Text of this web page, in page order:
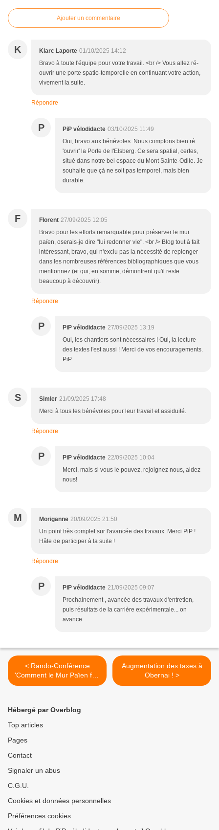
Ajouter un commentaire
K Klarc Laporte 01/10/2025 14:12
Bravo à toute l'équipe pour votre travail. <br /> Vous allez ré-
ouvrir une porte spatio-temporelle en continuant votre action,
vivement la suite.
Répondre
P PiP vélodidacte 03/10/2025 11:49
Oui, bravo aux bénévoles. Nous comptons bien ré
'ouvrir' la Porte de l'Elsberg. Ce sera spatial, certes,
situé dans notre bel espace du Mont Sainte-Odile. Je
souhaite que çà ne soit pas temporel, mais bien
durable.
F Florent 27/09/2025 12:05
Bravo pour les efforts remarquable pour préserver le mur
païen, oserais-je dire "lui redonner vie". <br /> Blog tout à fait
intéressant, bravo, qui n'exclu pas la nécessité de replonger
dans les nombreuses références bibliographiques que vous
mentionnez (et qui, en somme, démontrent qu'il reste
beaucoup à découvrir).
Répondre
P PiP vélodidacte 27/09/2025 13:19
Oui, les chantiers sont nécessaires ! Oui, la lecture
des textes l'est aussi ! Merci de vos encouragements.
PiP
S Simler 21/09/2025 17:48
Merci à tous les bénévoles pour leur travail et assiduité.
Répondre
P PiP vélodidacte 22/09/2025 10:04
Merci, mais si vous le pouvez, rejoignez nous, aidez
nous!
M Moriganne 20/09/2025 21:50
Un point très complet sur l'avancée des travaux. Merci PiP !
Hâte de participer à la suite !
Répondre
P PiP vélodidacte 21/09/2025 09:07
Prochainement , avancée des travaux d'entretien,
puis résultats de la carrière expérimentale... on
avance
< Rando-Conférence
'Comment le Mur Païen fut-
il construit ?'
Augmentation des taxes à
Obernai ! >
Hébergé par Overblog
Top articles
Pages
Contact
Signaler un abus
C.G.U.
Cookies et données personnelles
Préférences cookies